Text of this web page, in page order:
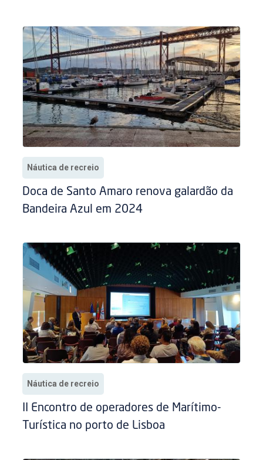
Náutica de recreio
Doca de Santo Amaro renova galardão da
Bandeira Azul em 2024
Náutica de recreio
II Encontro de operadores de Marítimo-
Turística no porto de Lisboa